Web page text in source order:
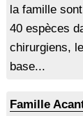
la famille
40 espèces
chirurgiens,
base...
Famille